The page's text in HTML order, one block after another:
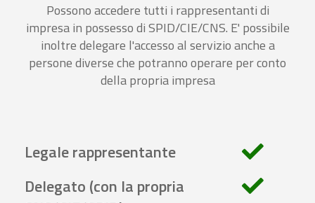
Possono accedere tutti i rappresentanti di
impresa in possesso di SPID/CIE/CNS. E' possibile
inoltre delegare l'accesso al servizio anche a
persone diverse che potranno operare per conto
della propria impresa
Legale rappresentante
Delegato (con la propria